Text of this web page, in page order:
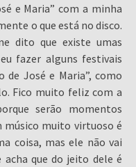
e Maria” com a minha
o que está no disco.
dito que existe umas
fazer alguns festivais
José e Maria”, como
Fico muito feliz com a
serão momentos
músico muito virtuoso é
coisa, mas ele não vai
acha que do jeito dele é